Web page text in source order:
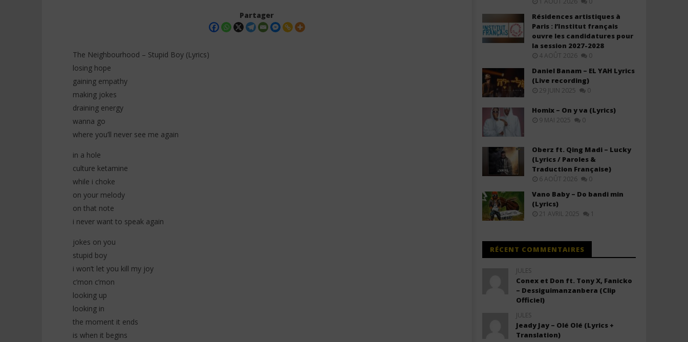
NOW VIEWING
The Neighbourhood – Stupid Boy
(Lyrics)
décembre
Stone
Davido ft. Chris Brown – Titanium
(Lyrics & Traduction)
décembre
Davido ft. YG Marley –
2025
Stone
Partager
The Neighbourhood – Stupid Boy (Lyrics)
losing hope
gaining empathy
making jokes
draining energy
wanna go
where you’ll never see me again
in a hole
culture ketamine
while i choke
on your melody
on that note
i never want to speak again
jokes on you
stupid boy
i won’t let you kill my joy
c’mon c’mon
looking up
looking in
the moment it ends
is when it begins
Résidences artistiques à
Paris : l’Institut français
ouvre les candidatures pour
la session 2027-2028
4 AOÛT 2026 0
Daniel Banam – EL YAH Lyrics
(Live recording)
29 JUIN 2025 0
Homix – On y va (Lyrics)
9 MAI 2025 0
Oberz ft. Qing Madi – Lucky
(Lyrics / Paroles &
Traduction Française)
6 AOÛT 2026 0
Vano Baby – Do bandi min
(Lyrics)
21 AVRIL 2025 1
RÉCENT COMMENTAIRES
JULES
Conex et Don ft. Tony X, Fanicko
– Dessiguimanzanbera (Clip
Officiel)
JULES
Jeady Jay – Olé Olé (Lyrics +
Translation)